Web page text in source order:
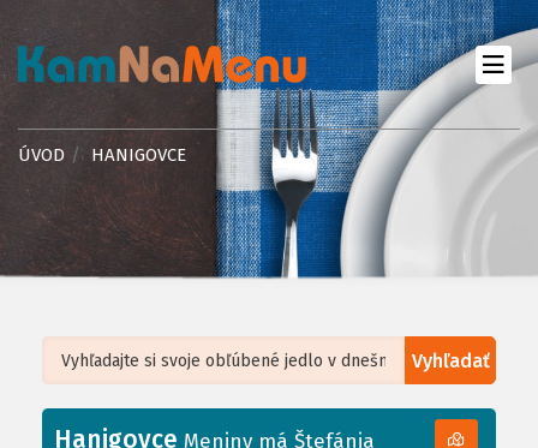
ÚVOD HANIGOVCE
Vyhľadať
+
Leaflet| ©OpenStreetMap, Tiles courtesy ofHumanitarian OpenStreetMap
Hanigovce Meniny má Štefánia